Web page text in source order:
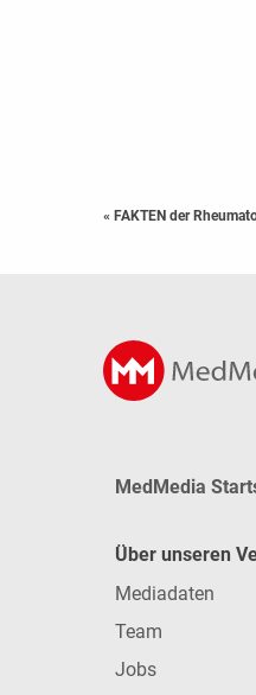
« FAKTEN der
MedMedia
Über unseren
Mediadaten
Team
Jobs